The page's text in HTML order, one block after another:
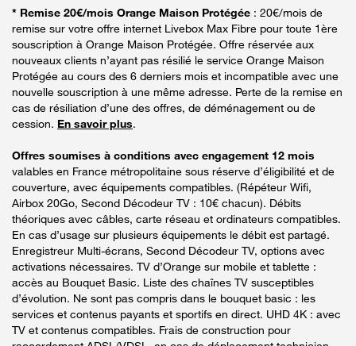
* Remise 20€/mois Orange Maison Protégée : 20€/mois de
remise sur votre offre internet Livebox Max Fibre pour toute 1ère
souscription à Orange Maison Protégée. Offre réservée aux
nouveaux clients n’ayant pas résilié le service Orange Maison
Protégée au cours des 6 derniers mois et incompatible avec une
nouvelle souscription à une même adresse. Perte de la remise en
cas de résiliation d’une des offres, de déménagement ou de
cession. En savoir plus.
Offres soumises à conditions avec engagement 12 mois
valables en France métropolitaine sous réserve d’éligibilité et de
couverture, avec équipements compatibles. (Répéteur Wifi,
Airbox 20Go, Second Décodeur TV : 10€ chacun). Débits
théoriques avec câbles, carte réseau et ordinateurs compatibles.
En cas d’usage sur plusieurs équipements le débit est partagé.
Enregistreur Multi-écrans, Second Décodeur TV, options avec
activations nécessaires. TV d’Orange sur mobile et tablette :
accès au Bouquet Basic. Liste des chaînes TV susceptibles
d’évolution. Ne sont pas compris dans le bouquet basic : les
services et contenus payants et sportifs en direct. UHD 4K : avec
TV et contenus compatibles. Frais de construction pour